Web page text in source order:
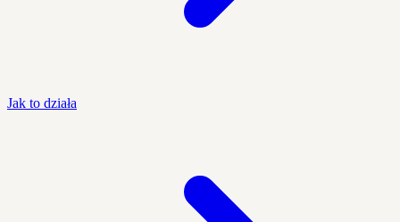
Jak to działa